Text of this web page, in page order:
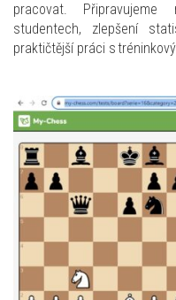
pracovat.
studentech, zlepšení
praktičtější práci s